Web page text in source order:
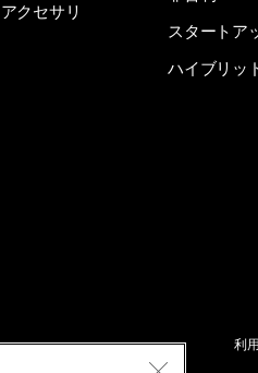
アクセサリ
スタートア
ハイブリッ
利